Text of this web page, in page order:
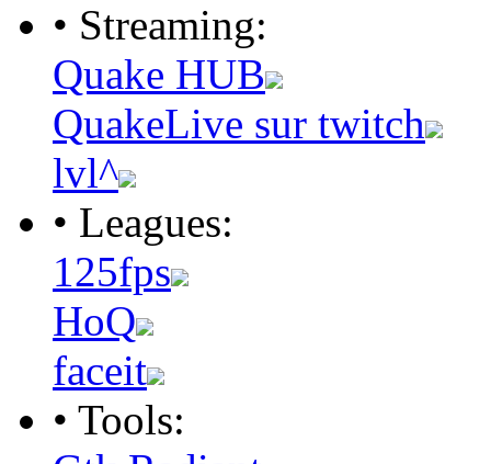
• Streaming:
Quake HUB
QuakeLive sur twitch
lvl^
• Leagues:
125fps
HoQ
faceit
• Tools: